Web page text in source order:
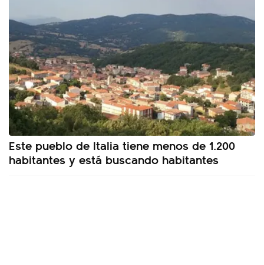
Este pueblo de Italia tiene menos de 1.200
habitantes y está buscando habitantes